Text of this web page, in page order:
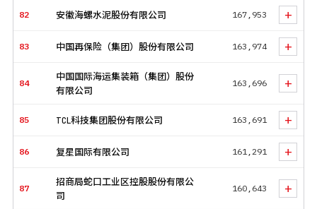
82 安徽海螺水泥股份有限公司 167,953 +
83 中国再保险（集团）股份有限公司 163,974 +
84
中国国际海运集装箱（集团）股份
有限公司
163,696 +
85 TCL科技集团股份有限公司 163,691 +
86 复星国际有限公司 161,291 +
87
招商局蛇口工业区控股股份有限公
司
160,643 +